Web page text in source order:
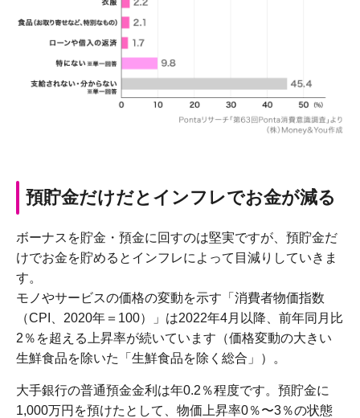
預貯金だけだとインフレでお金が減る
ボーナスを貯金・預金に回すのは堅実ですが、預貯金だ
けでお金を貯めるとインフレによって目減りしていきま
す。
モノやサービスの価格の変動を示す「消費者物価指数
（CPI、2020年＝100）」は2022年4月以降、前年同月比
2％を超える上昇率が続いています（価格変動の大きい
生鮮食品を除いた「生鮮食品を除く総合」）。
大手銀行の普通預金金利は年0.2％程度です。預貯金に
1,000万円を預けたとして、物価上昇率0％〜3％の状態